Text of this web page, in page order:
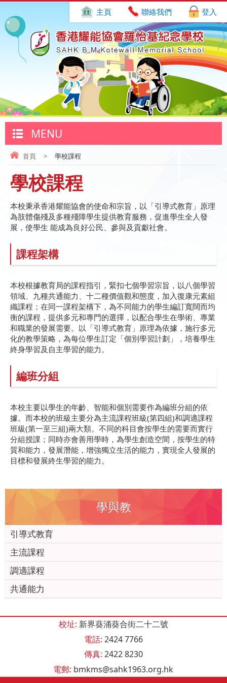
主頁 聯絡我們 登入
MENU
首頁 > 學校課程
學校課程
本校秉承香港耀能協會的使命和宗旨，以「引導式教育」原理
為肢體傷殘及多種殘障學生提供教育服務，促進學生全人發
展，使學生 能成為良好公民、參與及貢獻社會。
課程架構
本校根據教育局的課程指引，緊扣七個學習宗旨，以八個學習
領域、九種共通能力、十二種價值觀和態度，加入復康元素組
織課程；在同一課程架構下，為不同能力的學生編訂寬闊而均
衡的課程，提供多元和專門的選擇，以配合學生在學術、專業
和職業的發展需要。以「引導式教育」原理為依據，施行多元
化的教學策略，為每位學生訂定「個別學習計劃」，培養學生
終身學習及自主學習的能力。
編班分組
本校主要以學生的年齡、智能和個別需要作為編班分組的依
據。而本校的班級主要分為主流課程班級(第四組)和調適課程
班級(第一至三組)兩大類。不同的科目會按學生的需要而實行
分組授課；同時亦會善用學時，為學生創造空間，按學生的特
質和能力，發展潛能，增強獨立生活的能力，實現全人發展的
目標和發展終生學習的能力。
學與教
引導式教育
主流課程
調適課程
共通能力
校址: 新界葵涌葵合街二十二號
電話: 2424 7766
傳真: 2422 8230
電郵: bmkms@sahk1963.org.hk